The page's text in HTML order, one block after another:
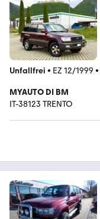
Unfallfrei • EZ 12/1999 •
MYAUTO DI BM
IT-38123 TRENTO